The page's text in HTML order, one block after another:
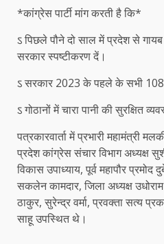
*कांग्रेस पार्टी मांग करती है कि*
ऽ पिछले पौने दो साल में प्रदेश से
सरकार स्पष्टीकरण दें।
ऽ सरकार 2023 के पहले के सभी
ऽ गोठानों में चारा पानी की सुरक्षित
पत्रकारवार्ता में प्रभारी महामंत्री
प्रदेश कांग्रेस संचार विभाग अध्यक्ष
विकास उपाध्याय, पूर्व महापौर प्रमोद
सकलेन कामदार, जिला अध्यक्ष
ठाकुर, सुरेन्द्र वर्मा, प्रवक्ता सत्य
साहू उपस्थित थे।